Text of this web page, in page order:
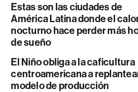
Estas son las ciudades de
América Latina donde el
nocturno hace perder más
de sueño
El Niño obliga a la caficultura
centroamericana a
modelo de producción